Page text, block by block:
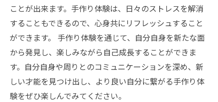
ことが出来ます。手作り体験は、日々のストレスを解消
することもできるので、心身共にリフレッシュすること
ができます。 手作り体験を通じて、自分自身を新たな面
から発見し、楽しみながら自己成長することができま
す。自分自身や周りとのコミュニケーションを深め、新
しい才能を見つけ出し、より良い自分に繋がる手作り体
験をぜひ楽しんでみてください。